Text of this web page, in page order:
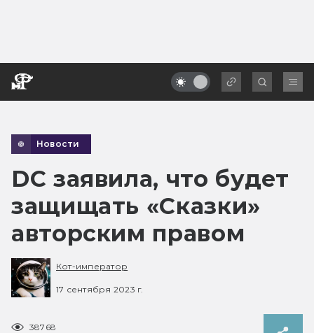
Новости
DC заявила, что будет
защищать «Сказки»
авторским правом
Кот-император
17 сентября 2023 г.
38768